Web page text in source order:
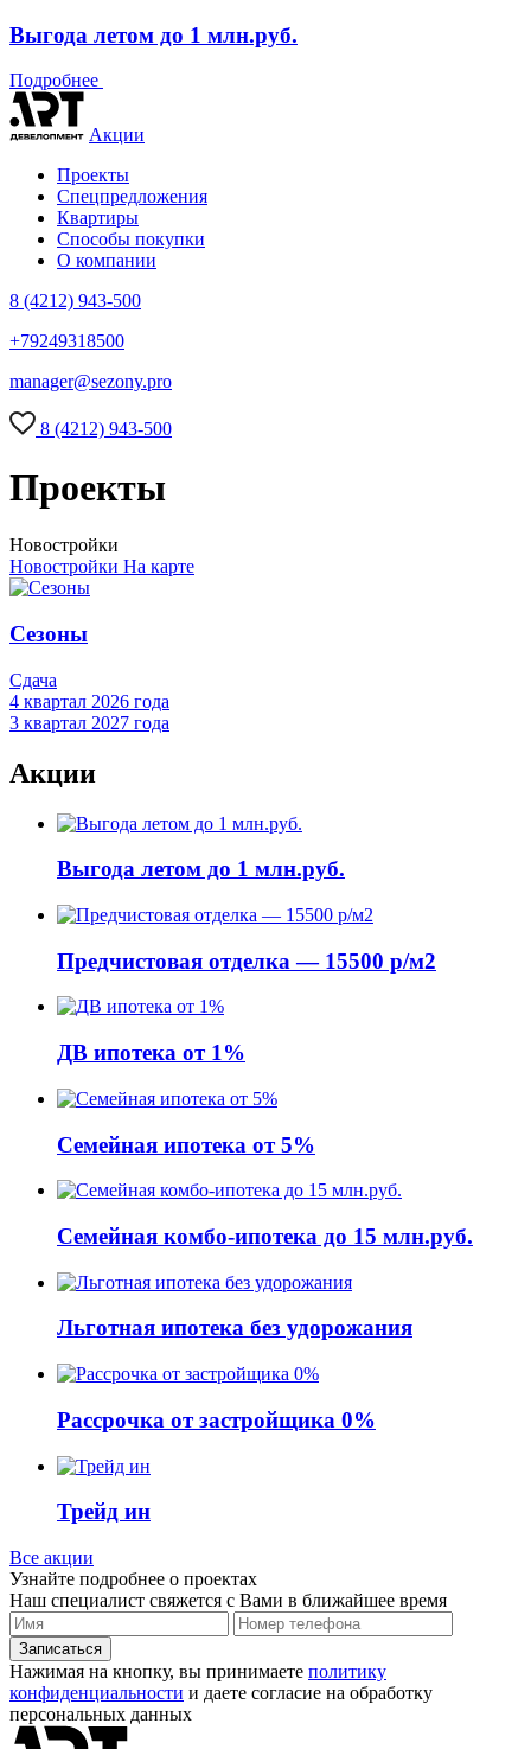
Выгода летом до 1 млн.руб.
Подробнее
Акции
Проекты
Спецпредложения
Квартиры
Способы покупки
О компании
8 (4212) 943-500
+79249318500
manager@sezony.pro
8 (4212) 943-500
Проекты
Новостройки
Новостройки На карте
Сезоны
Сдача
4 квартал 2026 года
3 квартал 2027 года
Акции
Выгода летом до 1 млн.руб.
Предчистовая отделка — 15500 р/м2
ДВ ипотека от 1%
Семейная ипотека от 5%
Семейная комбо-ипотека до 15 млн.руб.
Льготная ипотека без удорожания
Рассрочка от застройщика 0%
Трейд ин
Все акции
Узнайте подробнее о проектах
Наш специалист свяжется с Вами в ближайшее время
Записаться
Нажимая на кнопку, вы принимаете политику
конфиденциальности и даете согласие на обработку
персональных данных